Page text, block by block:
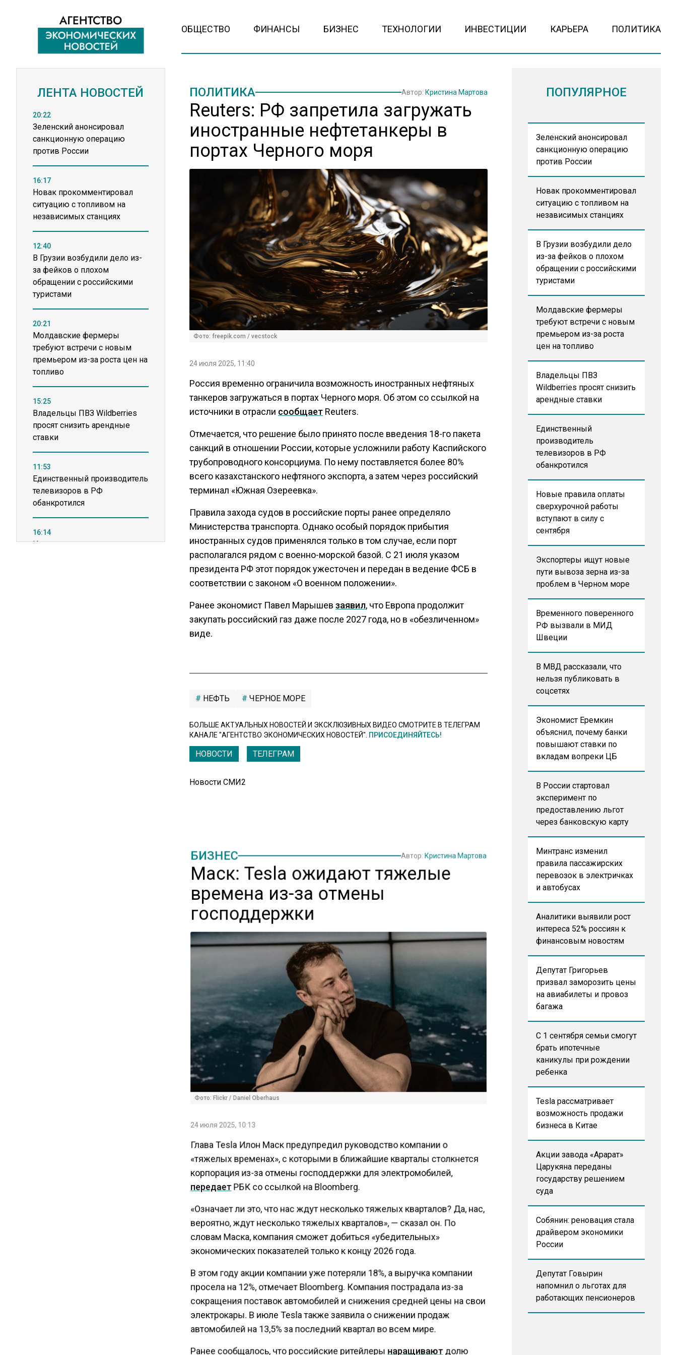
ОБЩЕСТВО ФИНАНСЫ БИЗНЕС ТЕХНОЛОГИИ ИНВЕСТИЦИИ КАРЬЕРА ПОЛИТИКА
ЛЕНТА НОВОСТЕЙ
20:22
Зеленский анонсировал
санкционную операцию
против России
16:17
Новак прокомментировал
ситуацию с топливом на
независимых станциях
12:40
В Грузии возбудили дело из-
за фейков о плохом
обращении с российскими
туристами
20:21
Молдавские фермеры
требуют встречи с новым
премьером из-за роста цен на
топливо
15:25
Владельцы ПВЗ Wildberries
просят снизить арендные
ставки
11:53
Единственный производитель
телевизоров в РФ
обанкротился
16:14
Новые правила оплаты
ПОЛИТИКА Автор: Кристина Мартова
Reuters: РФ запретила загружать
иностранные нефтетанкеры в
портах Черного моря
Фото: freepik.com / vecstock
24 июля 2025, 11:40
Россия временно ограничила возможность иностранных нефтяных
танкеров загружаться в портах Черного моря. Об этом со ссылкой на
источники в отрасли сообщаетReuters.
Отмечается, что решение было принято после введения 18-го пакета
санкций в отношении России, которые усложнили работу Каспийского
трубопроводного консорциума. По нему поставляется более 80%
всего казахстанского нефтяного экспорта, а затем через российский
терминал «Южная Озереевка».
Правила захода судов в российские порты ранее определяло
Министерства транспорта. Однако особый порядок прибытия
иностранных судов применялся только в том случае, если порт
располагался рядом с военно-морской базой. С 21 июля указом
президента РФ этот порядок ужесточен и передан в ведение ФСБ в
соответствии с законом «О военном положении».
Ранее экономист Павел Марышев заявил, что Европа продолжит
закупать российский газ даже после 2027 года, но в «обезличенном»
виде.
НЕФТЬ ЧЕРНОЕ МОРЕ
БОЛЬШЕ АКТУАЛЬНЫХ НОВОСТЕЙ И ЭКСКЛЮЗИВНЫХ ВИДЕО СМОТРИТЕ В ТЕЛЕГРАМ
КАНАЛЕ "АГЕНТСТВО ЭКОНОМИЧЕСКИХ НОВОСТЕЙ". ПРИСОЕДИНЯЙТЕСЬ!
НОВОСТИ ТЕЛЕГРАМ
Новости СМИ2
БИЗНЕС Автор:Кристина Мартова
Маск: Tesla ожидают тяжелые
времена из-за отмены
господдержки
Фото: Flickr / Daniel Oberhaus
24 июля 2025, 10:13
Глава Tesla Илон Маск предупредил руководство компании о
«тяжелых временах», с которыми в ближайшие кварталы столкнется
корпорация из-за отмены господдержки для электромобилей,
передаетРБК со ссылкой на Bloomberg.
«Означает ли это, что нас ждут несколько тяжелых кварталов? Да, нас,
вероятно, ждут несколько тяжелых кварталов», — сказал он. По
словам Маска, компания сможет добиться «убедительных»
экономических показателей только к концу 2026 года.
В этом году акции компании уже потеряли 18%, а выручка компании
просела на 12%, отмечает Bloomberg. Компания пострадала из-за
сокращения поставок автомобилей и снижения средней цены на свои
электрокары. В июле Tesla также заявила о снижении продаж
автомобилей на 13,5% за последний квартал во всем мире.
Ранее сообщалось, что российские ритейлеры наращиваютдолю
ПОПУЛЯРНОЕ
Зеленский анонсировал
санкционную операцию
против России
Новак прокомментировал
ситуацию с топливом на
независимых станциях
В Грузии возбудили дело
из-за фейков о плохом
обращении с российскими
туристами
Молдавские фермеры
требуют встречи с новым
премьером из-за роста
цен на топливо
Владельцы ПВЗ
Wildberries просят снизить
арендные ставки
Единственный
производитель
телевизоров в РФ
обанкротился
Новые правила оплаты
сверхурочной работы
вступают в силу с
сентября
Экспортеры ищут новые
пути вывоза зерна из-за
проблем в Черном море
Временного поверенного
РФ вызвали в МИД
Швеции
В МВД рассказали, что
нельзя публиковать в
соцсетях
Экономист Еремкин
объяснил, почему банки
повышают ставки по
вкладам вопреки ЦБ
В России стартовал
эксперимент по
предоставлению льгот
через банковскую карту
Минтранс изменил
правила пассажирских
перевозок в электричках
и автобусах
Аналитики выявили рост
интереса 52% россиян к
финансовым новостям
Депутат Григорьев
призвал заморозить цены
на авиабилеты и провоз
багажа
С 1 сентября семьи смогут
брать ипотечные
каникулы при рождении
ребенка
Tesla рассматривает
возможность продажи
бизнеса в Китае
Акции завода «Арарат»
Царукяна переданы
государству решением
суда
Собянин: реновация стала
драйвером экономики
России
Депутат Говырин
напомнил о льготах для
работающих пенсионеров